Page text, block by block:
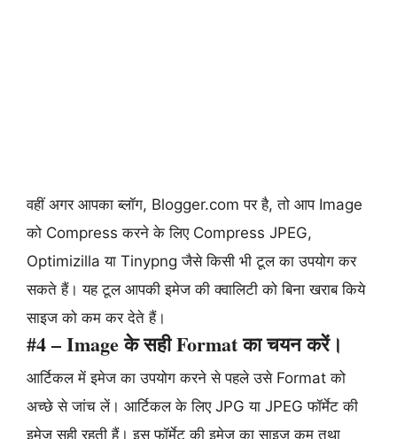
वहीं अगर आपका ब्लॉग, Blogger.com पर है, तो आप Image
को Compress करने के लिए Compress JPEG,
Optimizilla या Tinypng जैसे किसी भी टूल का उपयोग कर
सकते हैं। यह टूल आपकी इमेज की क्वालिटी को बिना खराब किये
साइज को कम कर देते हैं।
#4 – Image के सही Format का चयन करें।
आर्टिकल में इमेज का उपयोग करने से पहले उसे Format को
अच्छे से जांच लें। आर्टिकल के लिए JPG या JPEG फॉर्मेट की
इमेज सही रहती हैं। इस फॉर्मेट की इमेज का साइज कम तथा